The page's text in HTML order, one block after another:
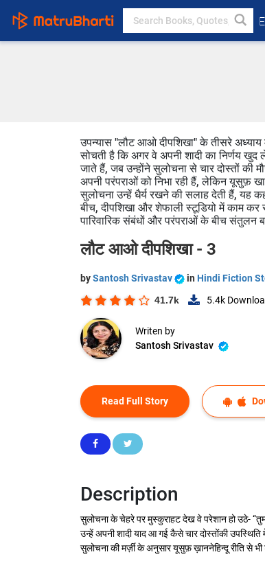
उपन्यास "लौट आओ दीपशिखा" के तीसरे
सोचती है कि अगर वे अपनी शादी का निर्णय
जाते हैं, जब उन्होंने सुलोचना से चार दोस्तों की
अपनी परंपराओं को निभा रही हैं, लेकिन यूसुफ़
सुलोचना उन्हें धैर्य रखने की सलाह देती हैं, यह
बीच, दीपशिखा और शेफाली स्टूडियो में काम कर
पारिवारिक संबंधों और परंपराओं के बीच संतुलन
लौट आओ दीपशिखा - 3
bySantosh Srivastav in Hindi Fiction
41.7k 5.4k
Writen by
Santosh Srivastav
Read Full Story
Description
सुलोचना के चेहरे पर मुस्कुराहट देख वे परेशान हो उठे- “तुम
उन्हें अपनी शादी याद आ गई कैसे चार दोस्तोंकी
सुलोचना की मर्ज़ी के अनुसार यूसुफ़ ख़ाननेहिन्दू रीति से भी